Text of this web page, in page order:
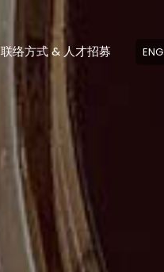
联络方式 & 人才招募 ENG